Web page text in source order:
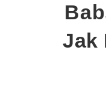
Jak